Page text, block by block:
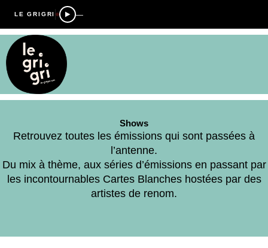
LE GRIGRI —
Shows
Retrouvez toutes les émissions qui sont passées à
l’antenne.
Du mix à thème, aux séries d’émissions en passant par
les incontournables Cartes Blanches hostées par des
artistes de renom.